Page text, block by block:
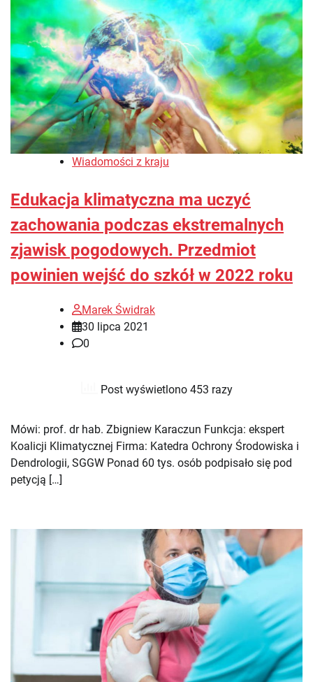
Wiadomości z kraju
Edukacja klimatyczna ma uczyć
zachowania podczas ekstremalnych
zjawisk pogodowych. Przedmiot
powinien wejść do szkół w 2022 roku
Marek Świdrak
30 lipca 2021
0
Post wyświetlono 453 razy
Mówi: prof. dr hab. Zbigniew Karaczun Funkcja: ekspert
Koalicji Klimatycznej Firma: Katedra Ochrony Środowiska i
Dendrologii, SGGW Ponad 60 tys. osób podpisało się pod
petycją […]